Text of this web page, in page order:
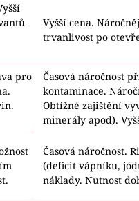
Vyšší cena.
trvanlivost po
pro
Časová náročnost
kontaminace.
Obtížné zajištění
minerály apod).
Časová náročnost.
(deficit vápníku,
náklady. Nutnost